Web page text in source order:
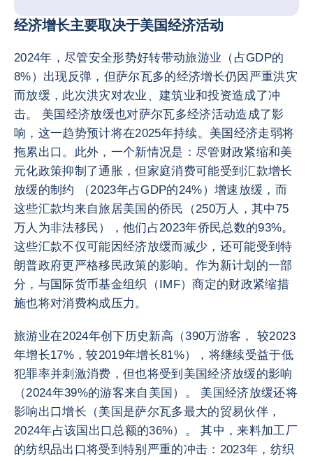
经济增长主要取决于美国经济活动
2024年，尽管安全形势好转带动旅游业（占GDP的
8%）出现反弹，但萨尔瓦多的经济增长仍因严重洪灾
而放缓，此次洪灾对农业、建筑业和投资造成了冲
击。 美国经济放缓也对萨尔瓦多经济活动造成了影
响，这一趋势预计将在2025年持续。美国经济走弱将
拖累出口。此外，一个新情况是：尽管财政紧缩和美
元化政策抑制了通胀，但家庭消费可能受到汇款增长
放缓的制约 （2023年占GDP的24%）增速放缓，而
这些汇款均来自旅居美国的侨民（250万人，其中75
万人为非法移民），他们占2023年侨民总数的93%。
这些汇款不仅可能因经济放缓而减少，还可能受到特
朗普政府更严格移民政策的影响。作为新计划的一部
分，与国际货币基金组织（IMF）商定的财政紧缩措
施也将对消费构成压力。
旅游业在2024年创下历史新高（390万游客， 较2023
年增长17%，较2019年增长81%），将继续受益于低
犯罪率并刺激消费，但也将受到美国经济放缓的影响
（2024年39%的游客来自美国）。 美国经济放缓还将
影响出口增长（美国是萨尔瓦多最大的贸易伙伴，
2024年占该国出口总额的36%）。 其中，来料加工厂
的纺织品出口将受到特别严重的冲击：2023年，纺织